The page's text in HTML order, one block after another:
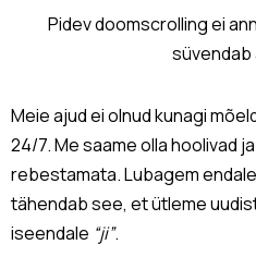
Pidev doomscrolling ei
Meie ajud ei olnud kunagi
24/7. Me saame olla hoolivad
rebestamata. Lubagem
tähendab see, et ütleme
iseendale “ji”.